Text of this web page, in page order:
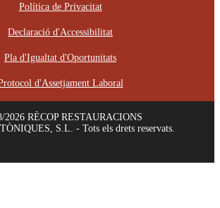
Política de Privacitat
Declaració d'Accessibilitat
Pla d'Igualtat d'Oportunitats
d'Assetjament Laboral
2026 RÈCOP RESTAURACIONS
S.L. - Tots els drets reservats.